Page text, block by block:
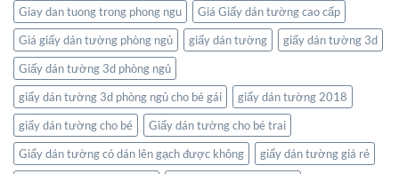
ngay
trong
không
gian
sống
của
bạn
Giay dan tuong trong phong ngu
Giá Giấy dán tường cao cấp
Giá giấy dán tường phòng ngủ
giấy dán tường
giấy dán tường 3d
Giấy dán tường 3d phòng ngủ
giấy dán tường 3d phòng ngủ cho bé gái
giấy dán tường 2018
giấy dán tường cho bé
Giấy dán tường cho bé trai
Giấy dán tường có dán lên gạch được không
giấy dán tường giá rẻ